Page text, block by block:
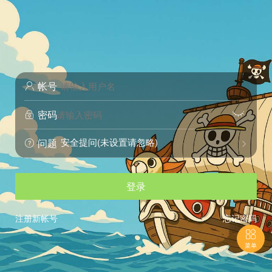
 帐号
 密码 
 问题 
安全提问(未设置请忽略)
登录
忘记密码
注册新帐号

菜单